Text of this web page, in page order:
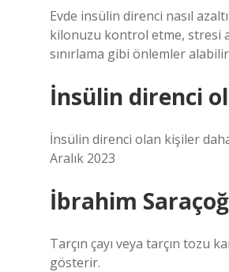
Evde insülin direnci nasıl
kilonuzu kontrol etme, stresi
sınırlama gibi önlemler
İnsülin direnci
İnsülin direnci olan kişiler
Aralık 2023
İbrahim
Tarçın çayı veya tarçın tozu
gösterir.